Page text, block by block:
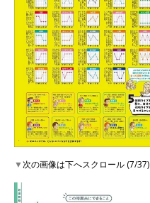
▼次の画像は下へスクロール (7/37)